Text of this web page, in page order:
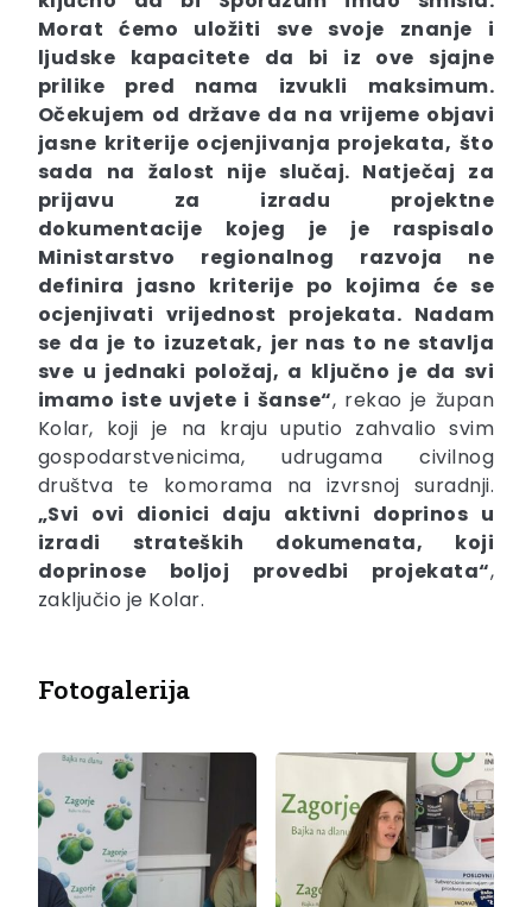
Morat ćemo uložiti sve svoje znanje i
ljudske kapacitete da bi iz ove sjajne
prilike pred nama izvukli maksimum.
Očekujem od države da na vrijeme objavi
jasne kriterije ocjenjivanja projekata, što
sada na žalost nije slučaj. Natječaj za
prijavu za izradu projektne
dokumentacije kojeg je je raspisalo
Ministarstvo regionalnog razvoja ne
definira jasno kriterije po kojima će se
ocjenjivati vrijednost projekata. Nadam
se da je to izuzetak, jer nas to ne stavlja
sve u jednaki položaj, a ključno je da svi
imamo iste uvjete i šanse“, rekao je župan
Kolar, koji je na kraju uputio zahvalio svim
gospodarstvenicima, udrugama civilnog
društva te komorama na izvrsnoj suradnji.
„Svi ovi dionici daju aktivni doprinos u
izradi strateških dokumenata, koji
doprinose boljoj provedbi projekata“,
zaključio je Kolar.
Fotogalerija